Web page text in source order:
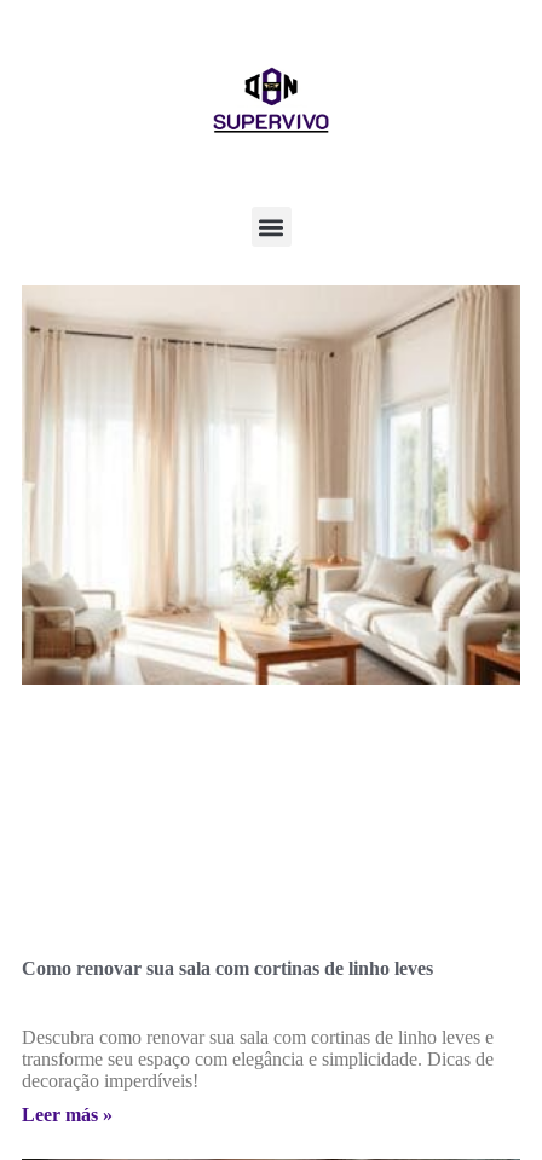
Como renovar sua sala com cortinas de linho leves
Descubra como renovar sua sala com cortinas de linho leves e
transforme seu espaço com elegância e simplicidade. Dicas de
decoração imperdíveis!
Leer más »